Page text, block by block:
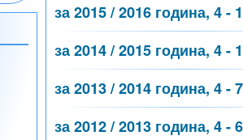
за 2015 / 2016 година, 4 -
за 2014 / 2015 година, 4 -
за 2013 / 2014 година, 4 -
за 2012 / 2013 година, 4 -